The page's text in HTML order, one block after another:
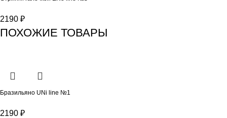
2190 ₽
ПОХОЖИЕ ТОВАРЫ
Бразильяно UNi line №1
2190 ₽